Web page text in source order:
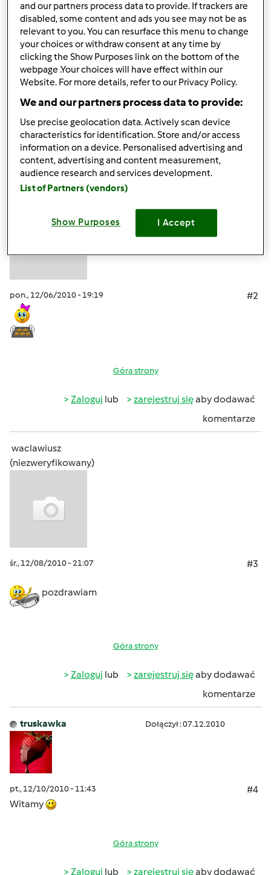
śr., 03/04/2020 - 13:26
#1
Witajcie
___________
Ostelife Premium Plus
Góra strony
Zalogujlub zarejestruj sięaby dodawać
komentarze
Gast (niezweryfikowany)
pon., 12/06/2010 - 19:19 #2
Góra strony
Zaloguj lub zarejestruj sięaby dodawać
komentarze
waclawiusz
(niezweryfikowany)
śr., 12/08/2010 - 21:07 #3
pozdrawiam
Góra strony
Zaloguj lub zarejestruj sięaby dodawać
komentarze
truskawka Dołączył : 07.12.2010
pt., 12/10/2010 - 11:43
#4
Witamy
Góra strony
Zaloguj lub zarejestruj sięaby dodawać
and our partners process data to provide. If trackers are
disabled, some content and ads you see may not be as
relevant to you. You can resurface this menu to change
your choices or withdraw consent at any time by
clicking the Show Purposes link on the bottom of the
webpage .Your choices will have effect within our
Website. For more details, refer to our Privacy Policy.
We and our partners process data to provide:
Use precise geolocation data. Actively scan device
characteristics for identification. Store and/or access
information on a device. Personalised advertising and
content, advertising and content measurement,
audience research and services development.
List of Partners (vendors)
Show Purposes I Accept